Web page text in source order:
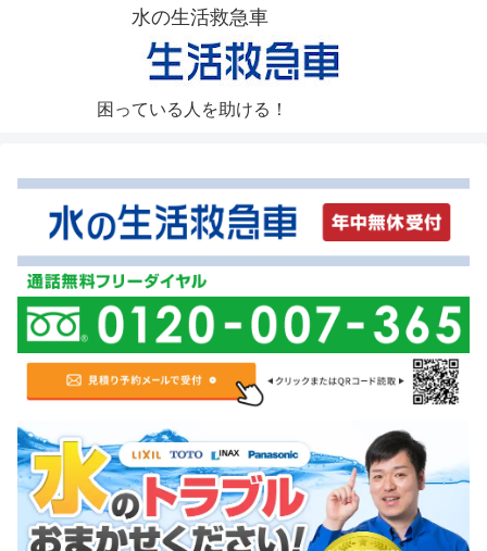
水の生活救急車
困っている人を助ける！